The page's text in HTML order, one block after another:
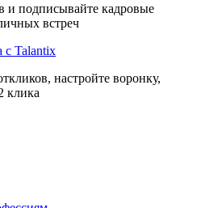
и подписывайте кадровые
встреч
с Talantix
настройте воронку,
клика